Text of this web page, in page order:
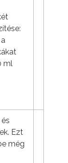
ml
Ezt
még